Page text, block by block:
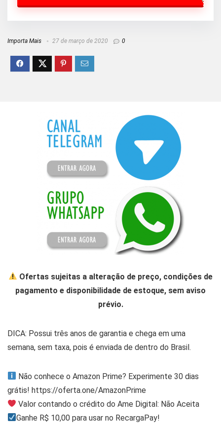
Importa Mais 27 de março de 2020 0
Ofertas sujeitas a alteração de preço, condições de
pagamento e disponibilidade de estoque, sem aviso
prévio.
DICA: Possui três anos de garantia e chega em uma
semana, sem taxa, pois é enviada de dentro do Brasil.
Não conhece o Amazon Prime? Experimente 30 dias
grátis! https://oferta.one/AmazonPrime
Valor contando o crédito do Ame Digital: Não Aceita
Ganhe R$ 10,00 para usar no RecargaPay!